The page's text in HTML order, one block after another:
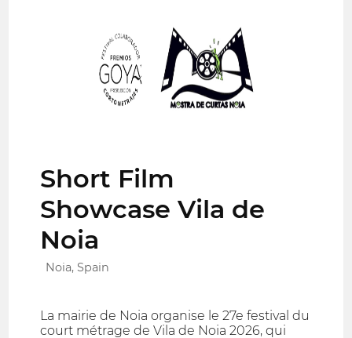
Short Film
Showcase Vila de
Noia
Noia, Spain
La mairie de Noia organise le 27e festival du
court métrage de Vila de Noia 2026, qui